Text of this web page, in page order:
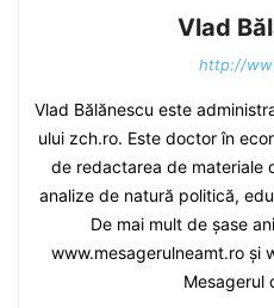
Vlad
http://
Vlad Bălănescu este
ului zch.ro. Este doctor în
de redactarea de materiale
analize de natură politică,
De mai mult de șase
www.mesagerulneamt.ro și
Mesagerul